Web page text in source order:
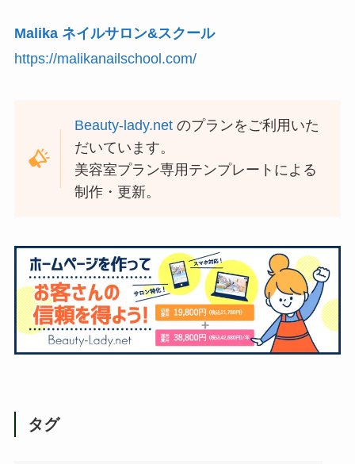
Malika ネイルサロン&スクール
https://malikanailschool.com/
Beauty-lady.net のプランをご利用いた
だいています。
美容室プラン専用テンプレートによる
制作・更新。
タグ